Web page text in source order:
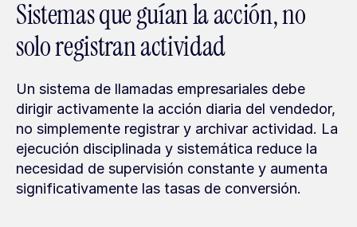
Sistemas que guían la acción, no
solo registran actividad
Un sistema de llamadas empresariales debe
dirigir activamente la acción diaria del vendedor,
no simplemente registrar y archivar actividad. La
ejecución disciplinada y sistemática reduce la
necesidad de supervisión constante y aumenta
significativamente las tasas de conversión.